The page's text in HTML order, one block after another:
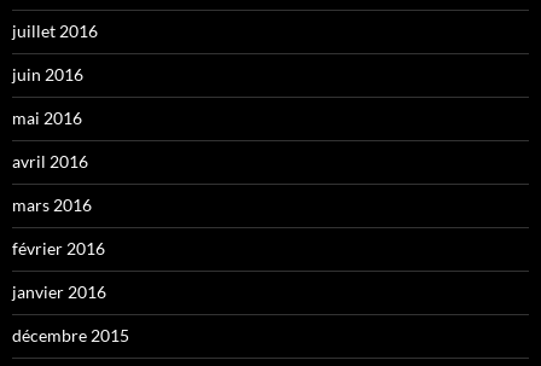
juillet 2016
juin 2016
mai 2016
avril 2016
mars 2016
février 2016
janvier 2016
décembre 2015